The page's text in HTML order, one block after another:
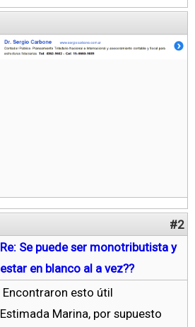
#2
Re: Se puede ser monotributista y
estar en blanco al a vez??
Encontraron esto útil
Estimada Marina, por supuesto